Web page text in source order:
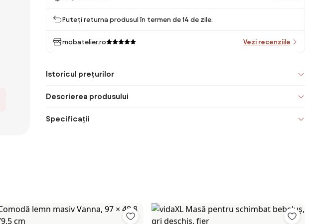
Puteți returna produsul în termen de 14 de zile.
mobatelier.ro Vezi recenziile
Istoricul prețurilor
Descrierea produsului
Specificații